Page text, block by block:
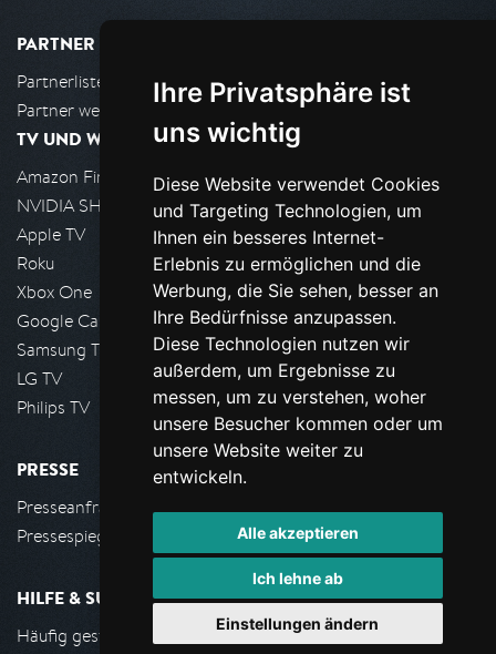
Ihre Privatsphäre ist
uns wichtig
Diese Website verwendet Cookies
und Targeting Technologien, um
Ihnen ein besseres Internet-
Erlebnis zu ermöglichen und die
Werbung, die Sie sehen, besser an
Ihre Bedürfnisse anzupassen.
Diese Technologien nutzen wir
außerdem, um Ergebnisse zu
messen, um zu verstehen, woher
unsere Besucher kommen oder um
unsere Website weiter zu
entwickeln.
Alle akzeptieren
Ich lehne ab
Einstellungen ändern
PARTNER
Partnerliste
Partner werden
TV UND WOHNZIMMER
Amazon FireTV
NVIDIA SHIELD, Google TV
Apple TV
Roku
Xbox One
Google Cast
Samsung TV
LG TV
Philips TV
PRESSE
Presseanfrage stellen
Pressespiegel
HILFE & SUPPORT
Häufig gestellte Fragen